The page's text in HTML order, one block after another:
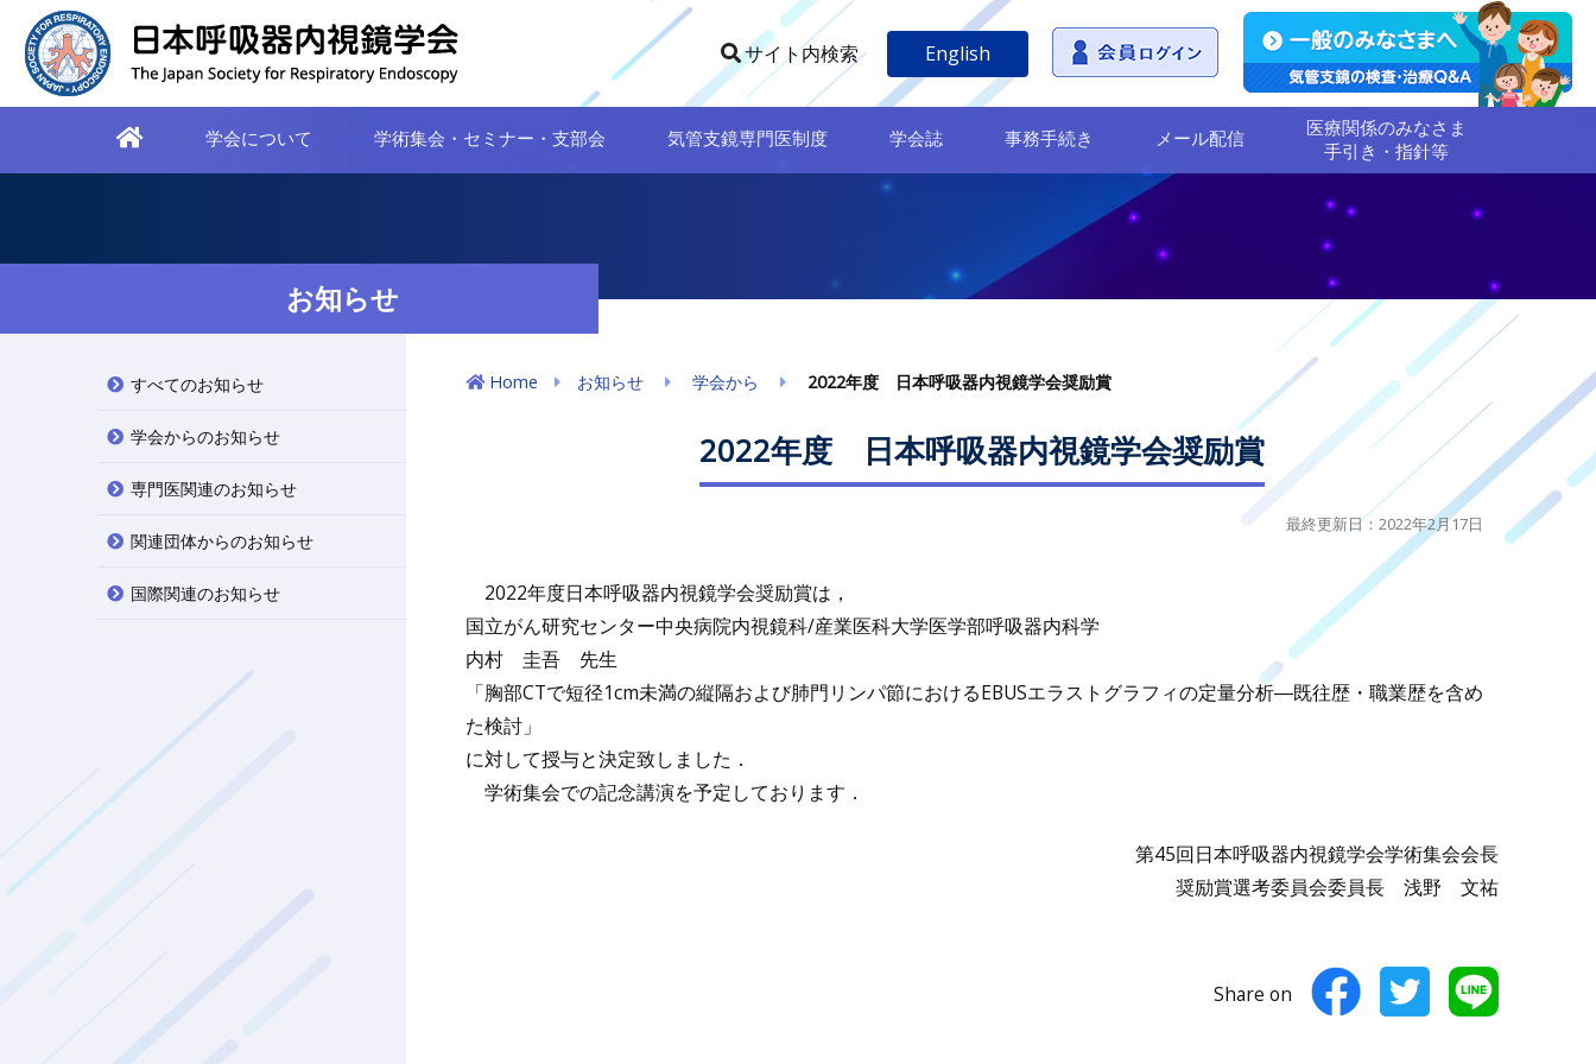
サイト内検索 English
学会について 学術集会・セミナー・支部会 気管支鏡専門医制度 学会誌 事務手続き メール配信
医療関係のみなさま
手引き・指針等
お知らせ
すべてのお知らせ
学会からのお知らせ
専門医関連のお知らせ
関連団体からのお知らせ
国際関連のお知らせ
Home お知らせ 学会から 2022年度 日本呼吸器内視鏡学会奨励賞
2022年度 日本呼吸器内視鏡学会奨励賞
最終更新日：2022年2月17日
2022年度日本呼吸器内視鏡学会奨励賞は，
国立がん研究センター中央病院内視鏡科/産業医科大学医学部呼吸器内科学
内村 圭吾 先生
「胸部CTで短径1cm未満の縦隔および肺門リンパ節におけるEBUSエラストグラフィの定量分析―既往歴・職業歴を含め
た検討」
に対して授与と決定致しました．
学術集会での記念講演を予定しております．
第45回日本呼吸器内視鏡学会学術集会会長
奨励賞選考委員会委員長 浅野 文祐
Share on